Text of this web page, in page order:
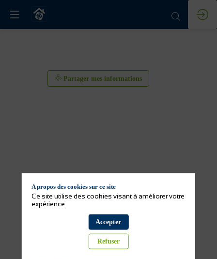
Partager mes informations
Partager mes informations
Activité(s) de l'exposant
Isolation et plaque de plâtre
A propos des cookies sur ce site
Ce site utilise des cookies visant à améliorer votre
expérience.
Accepter
Refuser